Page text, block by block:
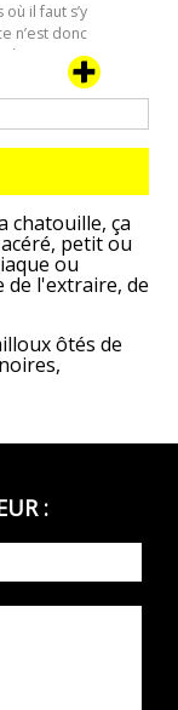
il faut s’y
n’est donc
Agent
d’être …
chatouille, ça
petit ou
ou
de l'extraire, de
ôtés de
: